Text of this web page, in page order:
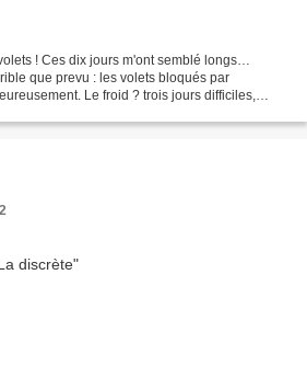
! Ces dix jours m'ont semblé longs…
que prevu : les volets bloqués par
Le froid ? trois jours difficiles,